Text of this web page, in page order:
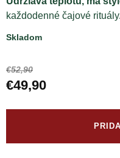
každodenné čajové rituály.
Skladom
€52,90
€49,90